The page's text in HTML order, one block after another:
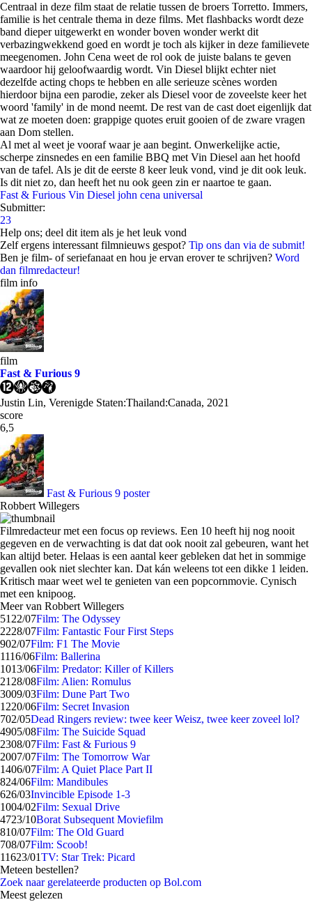
Centraal in deze film staat de relatie tussen de broers Torretto. Immers,
familie is het centrale thema in deze films. Met flashbacks wordt deze
band dieper uitgewerkt en wonder boven wonder werkt dit
verbazingwekkend goed en wordt je toch als kijker in deze familievete
meegenomen. John Cena weet de rol ook de juiste balans te geven
waardoor hij geloofwaardig wordt. Vin Diesel blijkt echter niet
dezelfde acting chops te hebben en alle serieuze scènes worden
hierdoor bijna een parodie, zeker als Diesel voor de zoveelste keer het
woord 'family' in de mond neemt. De rest van de cast doet eigenlijk dat
wat ze moeten doen: grappige quotes eruit gooien of de zware vragen
aan Dom stellen.
Al met al weet je vooraf waar je aan begint. Onwerkelijke actie,
scherpe zinsnedes en een familie BBQ met Vin Diesel aan het hoofd
van de tafel. Als je dit de eerste 8 keer leuk vond, vind je dit ook leuk.
Is dit niet zo, dan heeft het nu ook geen zin er naartoe te gaan.
Fast & Furious Vin Diesel john cena universal
Submitter:
23
Help ons; deel dit item als je het leuk vond
Zelf ergens interessant filmnieuws gespot? Tip ons dan via de submit!
Ben je film- of seriefanaat en hou je ervan erover te schrijven? Word
dan filmredacteur!
film info
film
Fast & Furious 9
Justin Lin, Verenigde Staten:Thailand:Canada, 2021
score
6,5
Fast & Furious 9 poster
Robbert Willegers
Filmredacteur met een focus op reviews. Een 10 heeft hij nog nooit
gegeven en de verwachting is dat dat ook nooit zal gebeuren, want het
kan altijd beter. Helaas is een aantal keer gebleken dat het in sommige
gevallen ook niet slechter kan. Dat kán weleens tot een dikke 1 leiden.
Kritisch maar weet wel te genieten van een popcornmovie. Cynisch
met een knipoog.
Meer van Robbert Willegers
51 22/07Film: The Odyssey
2228/07Film: Fantastic Four First Steps
902/07Film: F1 The Movie
1116/06Film: Ballerina
1013/06Film: Predator: Killer of Killers
21 28/08Film: Alien: Romulus
3009/03Film: Dune Part Two
1220/06Film: Secret Invasion
702/05Dead Ringers review: twee keer Weisz, twee keer zoveel lol?
4905/08Film: The Suicide Squad
2308/07Film: Fast & Furious 9
2007/07Film: The Tomorrow War
1406/07Film: A Quiet Place Part II
824/06Film: Mandibules
626/03Invincible Episode 1-3
1004/02Film: Sexual Drive
4723/10Borat Subsequent Moviefilm
810/07Film: The Old Guard
708/07Film: Scoob!
11623/01TV: Star Trek: Picard
Meteen bestellen?
Zoek naar gerelateerde producten op Bol.com
Meest gelezen